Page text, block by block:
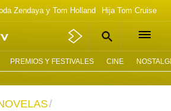
Zendaya y Tom Holland Hija Tom Cruise
PREMIOS Y FESTIVALES CINE